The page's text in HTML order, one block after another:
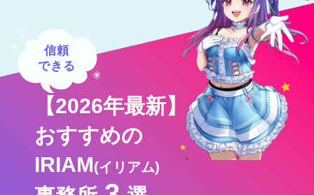
信頼
できる
【2026年最新】
おすすめの
IRIAM(イリアム)